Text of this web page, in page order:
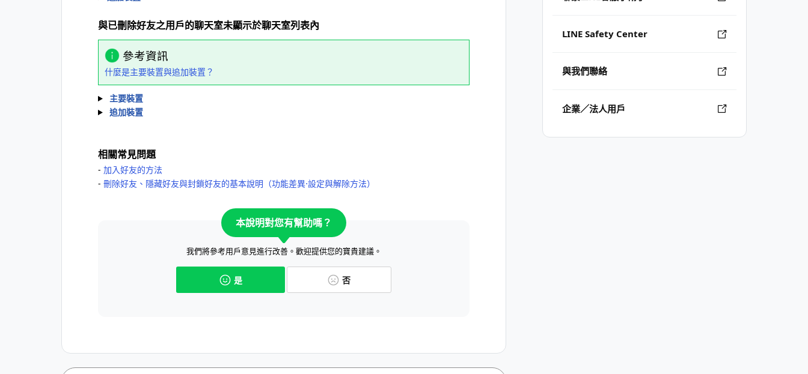
LINE Safety Center
與我們聯絡
企業／法人用戶
與已刪除好友之用戶的聊天室未顯示於聊天室列表內
參考資訊
什麼是主要裝置與追加裝置？
主要裝置
追加裝置
相關常見問題
‐ 加入好友的方法
‐ 刪除好友、隱藏好友與封鎖好友的基本說明（功能差異⋅設定與解除方法）
本說明對您有幫助嗎？
我們將參考用戶意見進行改善。歡迎提供您的寶貴建議。
是 否